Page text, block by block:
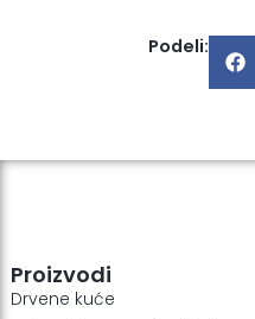
Podeli:
Proizvodi
Drvene kuće